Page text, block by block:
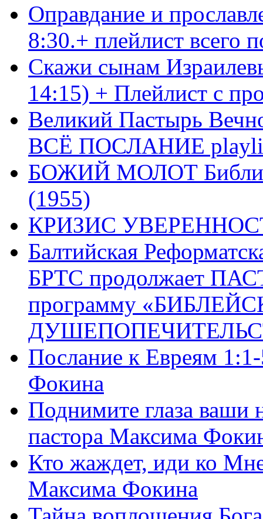
Оправдание и
8:30.+ плейлист
Скажи сынам
14:15) + Плейлист с
Великий Пастырь
ВСЁ ПОСЛАНИЕ
БОЖИЙ МОЛОТ Библия
(1955)
КРИЗИС
Балтийская
БРТС продолжает
программу
Послание к Евреям
Фокина
Поднимите глаза ваши
пастора Максима
Кто жаждет, иди ко
Максима Фокина